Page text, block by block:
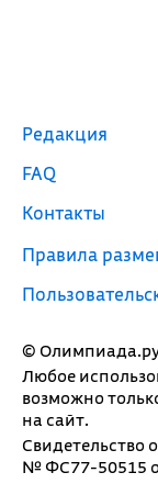
©
Любое
возможно
на сайт.
Свидетельство
№ ФС77-50515
Редакция
FAQ
Контакты
Правила